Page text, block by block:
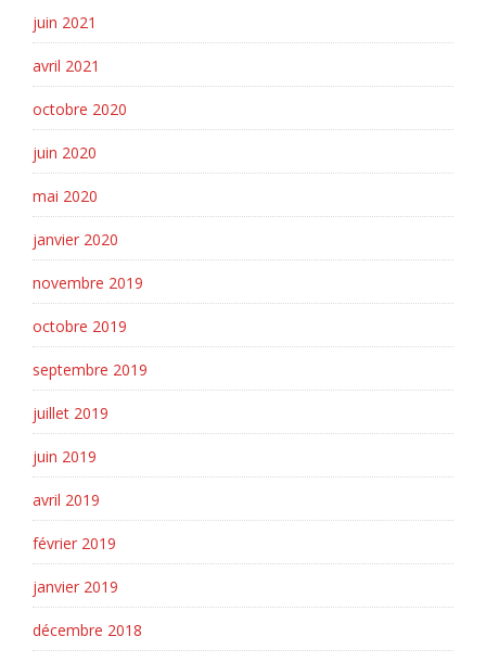
juin 2021
avril 2021
octobre 2020
juin 2020
mai 2020
janvier 2020
novembre 2019
octobre 2019
septembre 2019
juillet 2019
juin 2019
avril 2019
février 2019
janvier 2019
décembre 2018